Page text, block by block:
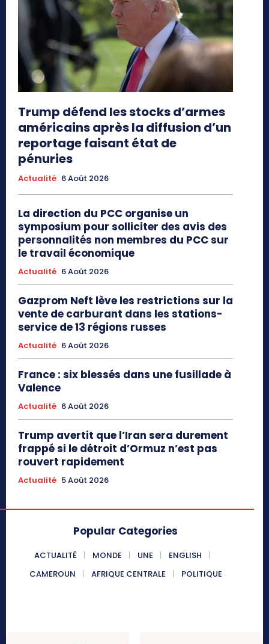
Trump défend les stocks d’armes
américains après la diffusion d’un
reportage faisant état de
pénuries
Actualité 6 Août 2026
La direction du PCC organise un
symposium pour solliciter des avis des
personnalités non membres du PCC sur
le travail économique
Actualité 6 Août 2026
Gazprom Neft lève les restrictions sur la
vente de carburant dans les stations-
service de 13 régions russes
Actualité 6 Août 2026
France : six blessés dans une fusillade à
Valence
Actualité 6 Août 2026
Trump avertit que l’Iran sera durement
frappé si le détroit d’Ormuz n’est pas
rouvert rapidement
Actualité 5 Août 2026
Popular Categories
ACTUALITÉ MONDE UNE
ENGLISH
CAMEROUN
AFRIQUE CENTRALE POLITIQUE